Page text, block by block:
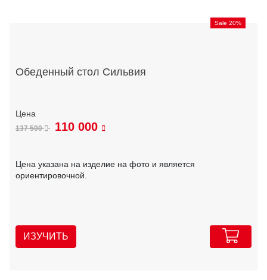
Sale 20%
Обеденный стол Сильвия
137 500 110 000
Цена указана на изделие на фото и является
ориентировочной.
ИЗУЧИТЬ